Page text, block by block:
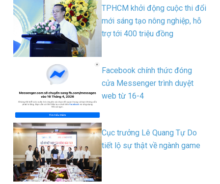
TPHCM khởi động cuộc thi đổi
mới sáng tạo nông nghiệp, hỗ
trợ tới 400 triệu đồng
Facebook chính thức đóng
cửa Messenger trình duyệt
web từ 16-4
Cục trưởng Lê Quang Tự Do
tiết lộ sự thật về ngành game